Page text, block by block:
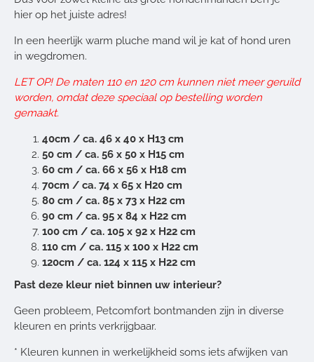
hier op het juiste adres!
In een heerlijk warm pluche mand wil je kat of hond uren
in wegdromen.
LET OP! De maten 110 en 120 cm kunnen niet meer geruild
worden, omdat deze speciaal op bestelling worden
gemaakt.
40cm / ca. 46 x 40 x H13 cm
50 cm / ca. 56 x 50 x H15 cm
60 cm / ca. 66 x 56 x H18 cm
70cm / ca. 74 x 65 x H20 cm
80 cm / ca. 85 x 73 x H22 cm
90 cm / ca. 95 x 84 x H22 cm
100 cm / ca. 105 x 92 x H22 cm
110 cm / ca. 115 x 100 x H22 cm
120cm / ca. 124 x 115 x H22 cm
Past deze kleur niet binnen uw interieur?
Geen probleem, Petcomfort bontmanden zijn in diverse
kleuren en prints verkrijgbaar.
* Kleuren kunnen in werkelijkheid soms iets afwijken van